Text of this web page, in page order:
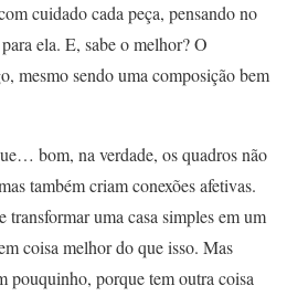
cuidado cada peça, pensando no
ela. E, sabe o melhor? O
mesmo sendo uma composição bem
bom, na verdade, os quadros não
também criam conexões afetivas.
transformar uma casa simples em um
coisa melhor do que isso. Mas
pouquinho, porque tem outra coisa